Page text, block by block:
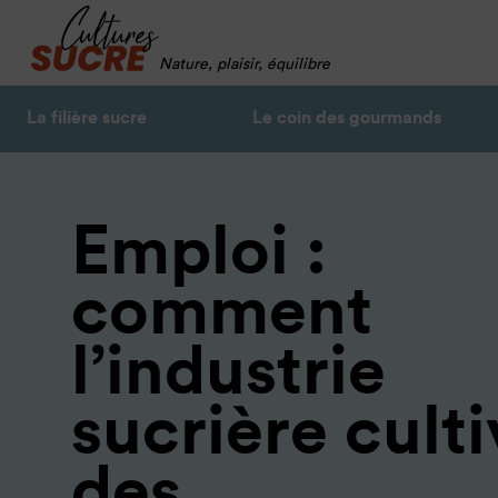
Nature, plaisir, équilibre
La filière sucre Le coin des gourmands
Emploi :
comment
l’industrie
sucrière